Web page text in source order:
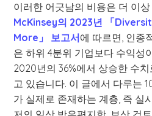
이러한 어긋남의 비용은 더 이
McKinsey의 2023년 「
More」 보고서에 따르면, 인종
은 하위 4분위 기업보다 수익성
2020년의 36%에서 상승한 수
고 있습니다. 이 글에서 다루는
가 실제로 존재하는 계층, 즉 실